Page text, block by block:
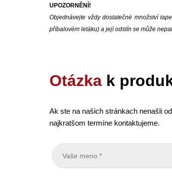
UPOZORNĚNÍ!
Objednávejte vždy dostatečné množství
příbalovém letáku) a její odstín se může
Otázka k
Ak ste na našich stránkach nenašli
najkratšom termíne kontaktujeme.